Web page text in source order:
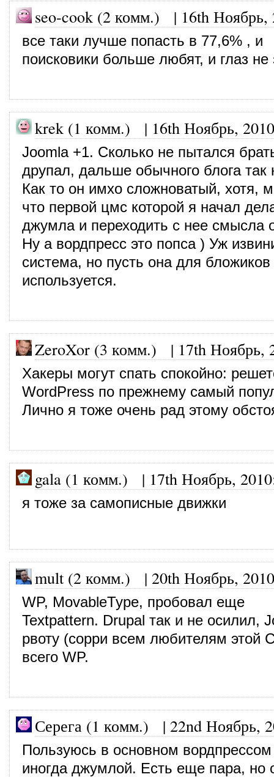
seo-cook (2 комм.) | 16th Ноябрь,
все таки лучше попасть в 77,6% , и
поисковики больше любят, и глаз
krek (1 комм.) | 16th Ноябрь, 2010
Joomla +1. Сколько не пытался
друпал, дальше обычного блога так
Как то он имхо сложноватый, хотя,
что первой цмс которой я начал
джумла и переходить с нее смысла
Ну а вордпресс это попса ) Уж
система, но пусть она для бложиков
используется.
ZeroXor (3 комм.) | 17th Ноябрь,
Хакеры могут спать спокойно:
WordPress по прежнему самый
Лично я тоже очень рад этому
gala (1 комм.) | 17th Ноябрь, 2010
я тоже за самописные движки
mult (2 комм.) | 20th Ноябрь, 2010
WP, MovableType, пробовал еще
Textpattern. Drupal так и не осилил,
рвоту (сорри всем любителям этой
всего WP.
Серега (1 комм.) | 22nd Ноябрь,
Пользуюсь в основном
иногда джумлой. Есть еще пара, но